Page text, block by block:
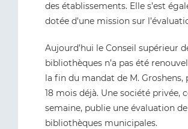
des établissements. Elle s’est
dotée d’une mission sur
Aujourd’hui le Conseil supérieur
bibliothèques n’a pas été
la fin du mandat de M. Groshens,
18 mois déjà. Une société privée,
semaine, publie une évaluation de
bibliothèques municipales.